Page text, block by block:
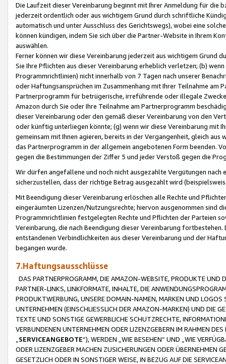
Die Laufzeit dieser Vereinbarung beginnt mit Ihrer Anmeldung für die
jederzeit ordentlich oder aus wichtigem Grund durch schriftliche
automatisch und unter Ausschluss des Gerichtswegs), wobei eine
können kündigen, indem Sie sich über die Partner-Website in Ihrem
auswählen.
Ferner können wir diese Vereinbarung jederzeit aus wichtigem Grund
Sie Ihre Pflichten aus dieser Vereinbarung erheblich verletzen; (b)
Programmrichtlinien) nicht innerhalb von 7 Tagen nach unserer
oder Haftungsansprüchen im Zusammenhang mit Ihrer Teilnahme am
Partnerprogramm für betrügerische, irreführende oder illegale
Amazon durch Sie oder Ihre Teilnahme am Partnerprogramm
dieser Vereinbarung oder den gemäß dieser Vereinbarung von den
oder künftig unterliegen könnte; (g) wenn wir diese Vereinbarung mit
gemeinsam mit Ihnen agieren, bereits in der Vergangenheit, gleich
das Partnerprogramm in der allgemein angebotenen Form beenden.
gegen die Bestimmungen der Ziffer 5 und jeder Verstoß gegen die
Wir dürfen angefallene und noch nicht ausgezahlte Vergütungen
sicherzustellen, dass der richtige Betrag ausgezahlt wird
Mit Beendigung dieser Vereinbarung erlöschen alle Rechte und
eingeräumten Lizenzen/Nutzungsrechte; hiervon ausgenommen sind
Programmrichtlinien festgelegten Rechte und Pflichten der Parteien
Vereinbarung, die nach Beendigung dieser Vereinbarung
entstandenen Verbindlichkeiten aus dieser Vereinbarung und der
begangen wurde.
7.Haftungsausschlüsse
DAS PARTNERPROGRAMM, DIE AMAZON-WEBSITE, PRODUKTE UND
PARTNER-LINKS, LINKFORMATE, INHALTE, DIE
PRODUKTWERBUNG, UNSERE DOMAIN-NAMEN, MARKEN UND
UNTERNEHMEN (EINSCHLIESSLICH DER AMAZON-MARKEN) UND DIE
TEXTE UND SONSTIGE GEWERBLICHE SCHUTZRECHTE,
VERBUNDENEN UNTERNEHMEN ODER LIZENZGEBERN IM RAHMEN
SERVICEANGEBOTE“), WERDEN „WIE BESEHEN“ UND „WIE
ODER LIZENZGEBER MACHEN ZUSICHERUNGEN ODER ÜBERNEHMEN
GESETZLICH ODER IN SONSTIGER WEISE, IN BEZUG AUF DIE